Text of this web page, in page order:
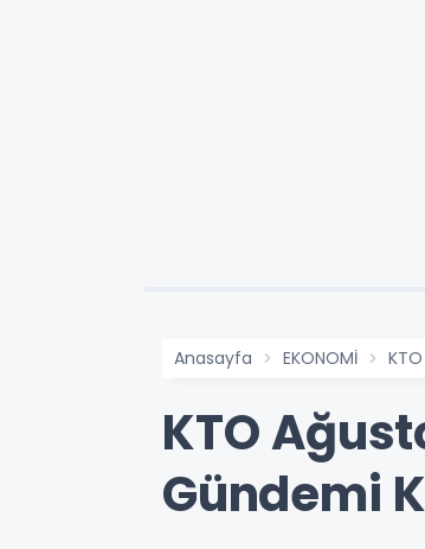
Anasayfa EKONOMİ
KTO
Gündemi